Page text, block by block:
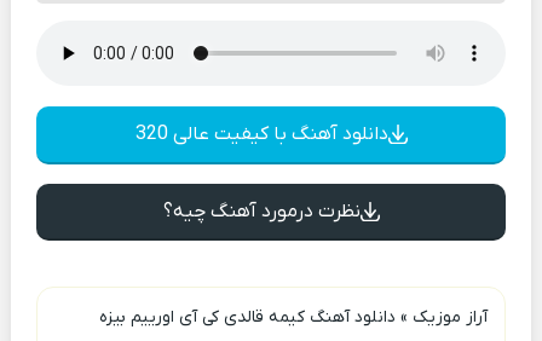
دانلود آهنگ با کیفیت عالی 320
نظرت درمورد آهنگ چیه؟
آراز موزیک » دانلود آهنگ کیمه قالدی کی آی اورییم بیزه